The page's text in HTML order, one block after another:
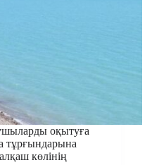
оқытуға
тұрғындарына
көлінің